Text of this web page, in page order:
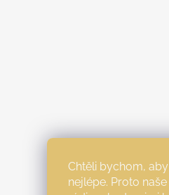
Chtěli bychom,
nejlépe. Proto